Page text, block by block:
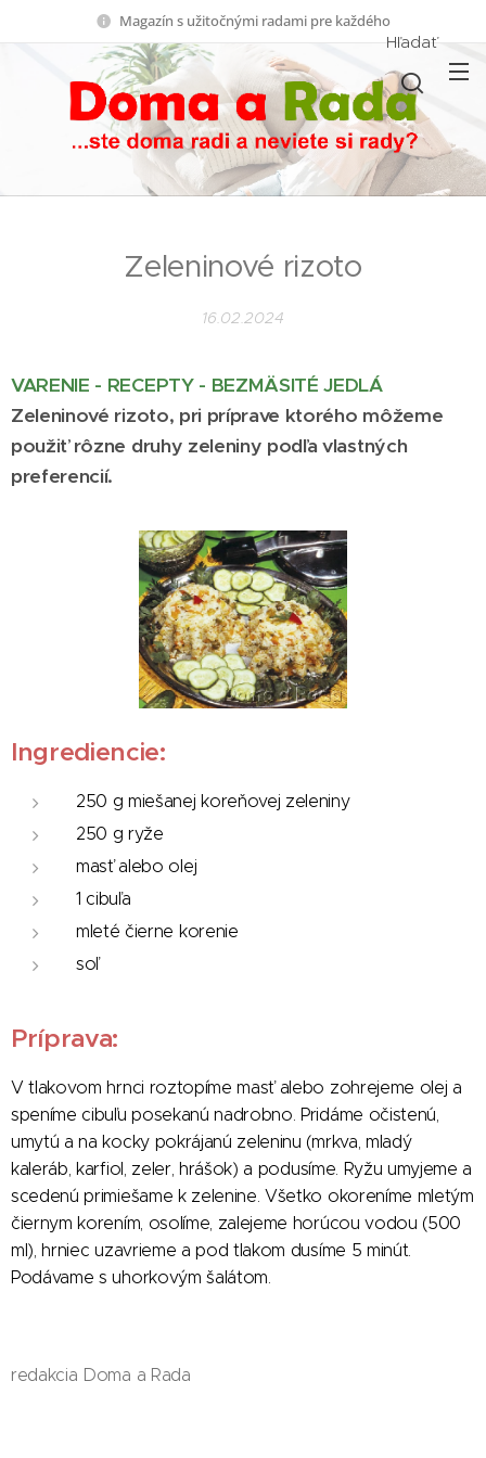
Magazín s užitočnými radami pre každého
Hľadať
Zeleninové rizoto
16.02.2024
VARENIE - RECEPTY - BEZMÄSITÉ JEDLÁ
Zeleninové rizoto, pri príprave ktorého môžeme
použiť rôzne druhy zeleniny podľa vlastných
preferencií.
Ingrediencie:
250 g miešanej koreňovej zeleniny
250 g ryže
masť alebo olej
1 cibuľa
mleté čierne korenie
soľ
Príprava:
V tlakovom hrnci roztopíme masť alebo zohrejeme olej a
speníme cibuľu posekanú nadrobno. Pridáme očistenú,
umytú a na kocky pokrájanú zeleninu (mrkva, mladý
kaleráb, karfiol, zeler, hrášok) a podusíme. Ryžu umyjeme a
scedenú primiešame k zelenine. Všetko okoreníme mletým
čiernym korením, osolíme, zalejeme horúcou vodou (500
ml), hrniec uzavrieme a pod tlakom dusíme 5 minút.
Podávame s uhorkovým šalátom.
redakcia Doma a Rada